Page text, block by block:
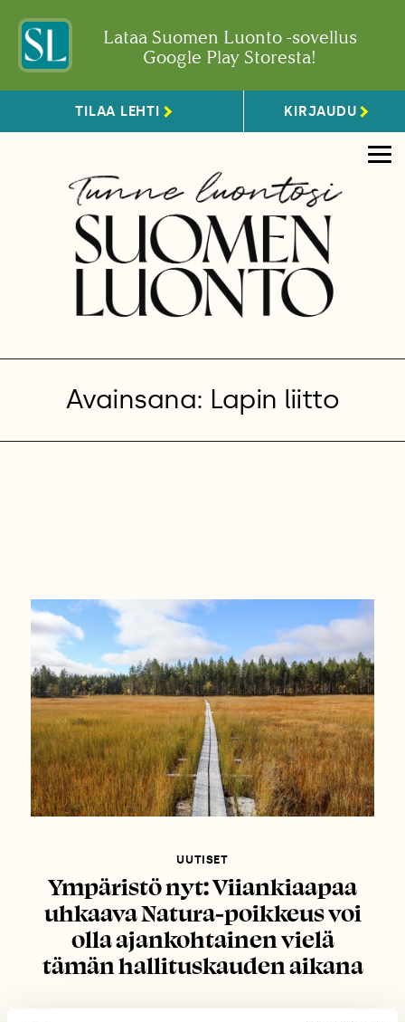
Lataa Suomen Luonto -sovellus
Google Play Storesta!
TILAA LEHTI KIRJAUDU
Avainsana: Lapin liitto
UUTISET
Ympäristö nyt: Viiankiaapaa
uhkaava Natura-poikkeus voi
olla ajankohtainen vielä
tämän hallituskauden aikana